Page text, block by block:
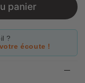
panier
?
écoute !